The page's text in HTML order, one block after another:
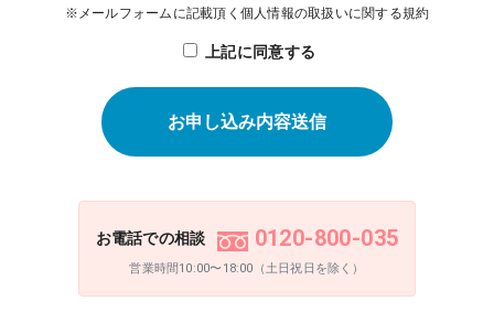
※メールフォームに記載頂く個人情報の取扱いに関する規約
上記に同意する
お電話での相談 0120-800-035
営業時間10:00〜18:00（土日祝日を除く）